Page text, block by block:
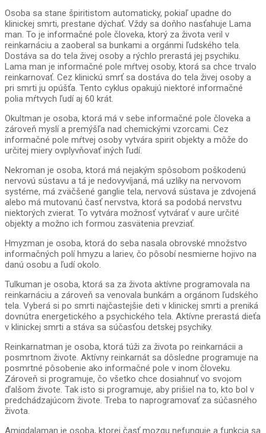
Osoba sa stane špiritistom automaticky, pokiaľ upadne do
klinickej smrti, prestane dýchať. Vždy sa doňho nasťahuje Lama
man. To je informačné pole človeka, ktorý za života veril v
reinkarnáciu a zaoberal sa bunkami a orgánmi ľudského tela.
Dostáva sa do tela živej osoby a rýchlo prerastá jej psychiku.
Lama man je informačné pole mŕtvej osoby, ktorá sa chce trvalo
reinkarnovať. Cez klinickú smrť sa dostáva do tela živej osoby a
pri smrti ju opúšťa. Tento cyklus opakujú niektoré informačné
polia mŕtvych ľudí aj 60 krát.
Okultman je osoba, ktorá má v sebe informačné pole človeka a
zároveň myslí a premýšľa nad chemickými vzorcami. Cez
informačné pole mŕtvej osoby vytvára spirit objekty a môže do
určitej miery ovplyvňovať iných ľudí.
Nekroman je osoba, ktorá má nejakým spôsobom poškodenú
nervovú sústavu a tá je nedovyvíjaná, má uzlíky na nervovom
systéme, má zväčšené ganglie tela, nervová sústava je zdvojená
alebo má mutovanú časť nervstva, ktorá sa podobá nervstvu
niektorých zvierat. To vytvára možnosť vytvárať v aure určité
objekty a možno ich formou zasvätenia prevziať.
Hmyzman je osoba, ktorá do seba nasala obrovské množstvo
informačných polí hmyzu a lariev, čo pôsobí nesmierne hojivo na
danú osobu a ľudí okolo.
Tulkuman je osoba, ktorá sa za života aktívne programovala na
reinkarnáciu a zároveň sa venovala bunkám a orgánom ľudského
tela. Vyberá si po smrti najčastejšie deti v klinickej smrti a preniká
dovnútra energetického a psychického tela. Aktívne prerastá dieťa
v klinickej smrti a stáva sa súčasťou detskej psychiky.
Reinkarnatman je osoba, ktorá túži za života po reinkarnácii a
posmrtnom živote. Aktívny reinkarnát sa dôsledne programuje na
posmrtné pôsobenie ako informačné pole v inom človeku.
Zároveň si programuje, čo všetko chce dosiahnuť vo svojom
ďalšom živote. Tak isto si programuje, aby prišiel na to, kto bol v
predchádzajúcom živote. Treba to naprogramovať za súčasného
života.
Amigdalaman je osoba, ktorej časť mozgu nefunguje a funkcia sa